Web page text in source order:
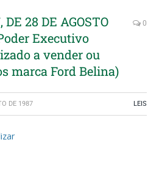
28 DE AGOSTO
Executivo
a vender ou
marca Ford Belina)
0
DE 1987 LEIS